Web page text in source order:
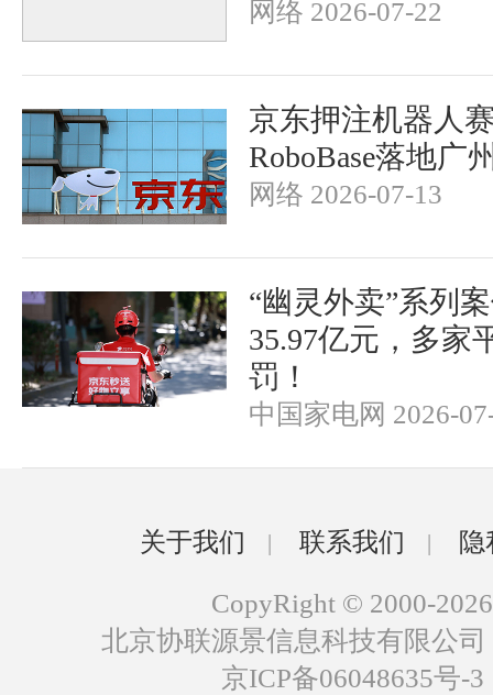
网络 2026-07-22
京东押注机器人
RoboBase落地广
网络 2026-07-13
“幽灵外卖”系列
35.97亿元，多家
罚！
中国家电网 2026-
关于我们 联系我们
CopyRight © 2000-2026
北京协联源景信息科技有限公
京ICP备06048635号-3